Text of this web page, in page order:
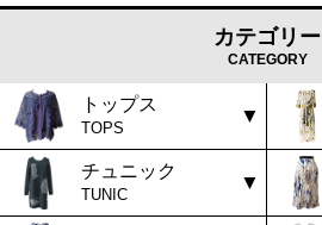
カテゴリー
CATEGORY
トップス
TOPS
チュニック
TUNIC